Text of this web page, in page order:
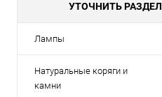
УТОЧНИТЬ РАЗДЕЛ
Лампы
Натуральные коряги и
камни